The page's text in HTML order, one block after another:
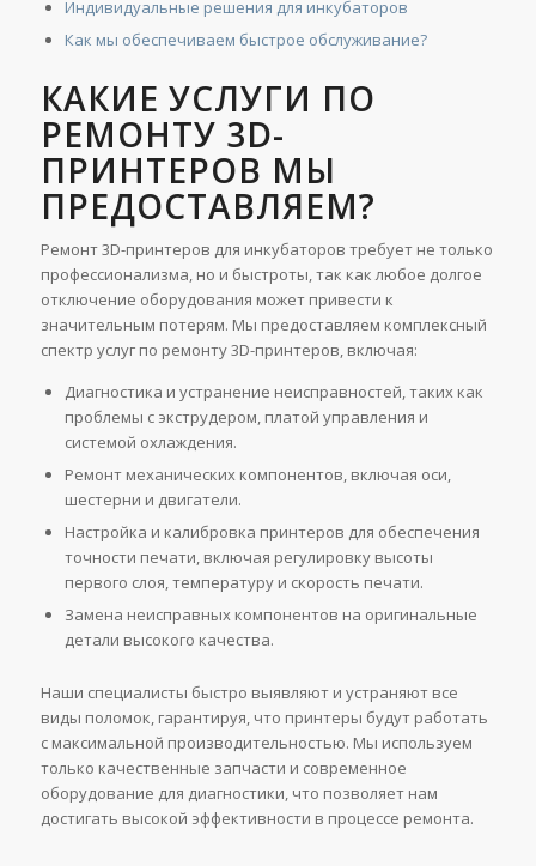
Индивидуальные решения для инкубаторов
Как мы обеспечиваем быстрое обслуживание?
КАКИЕ УСЛУГИ ПО
РЕМОНТУ 3D-
ПРИНТЕРОВ МЫ
ПРЕДОСТАВЛЯЕМ?
Ремонт 3D-принтеров для инкубаторов требует не только
профессионализма, но и быстроты, так как любое долгое
отключение оборудования может привести к
значительным потерям. Мы предоставляем комплексный
спектр услуг по ремонту 3D-принтеров, включая:
Диагностика и устранение неисправностей, таких как
проблемы с экструдером, платой управления и
системой охлаждения.
Ремонт механических компонентов, включая оси,
шестерни и двигатели.
Настройка и калибровка принтеров для обеспечения
точности печати, включая регулировку высоты
первого слоя, температуру и скорость печати.
Замена неисправных компонентов на оригинальные
детали высокого качества.
Наши специалисты быстро выявляют и устраняют все
виды поломок, гарантируя, что принтеры будут работать
с максимальной производительностью. Мы используем
только качественные запчасти и современное
оборудование для диагностики, что позволяет нам
достигать высокой эффективности в процессе ремонта.